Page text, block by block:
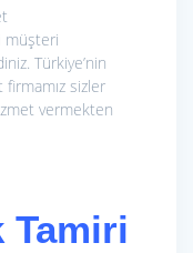
müşteri
Türkiye’nin
sizler
vermekten
Tamiri